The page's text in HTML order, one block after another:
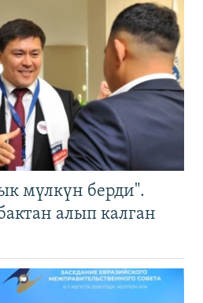
мүлкүн берди".
алып калган